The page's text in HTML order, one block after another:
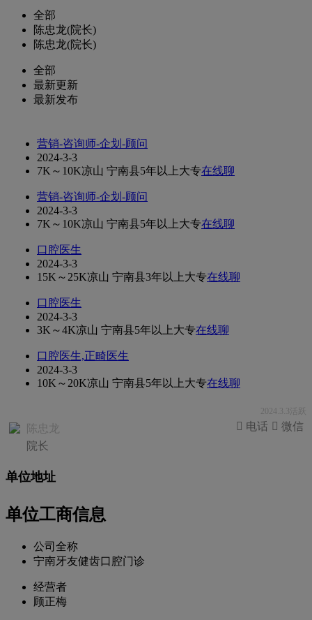
全部
陈忠龙(院长)
陈忠龙(院长)
全部
最新更新
最新发布
营销-咨询师-企划-顾问
2024-3-3
7K～10K凉山 宁南县5年以上大专在线聊
营销-咨询师-企划-顾问
2024-3-3
7K～10K凉山 宁南县5年以上大专在线聊
口腔医生
2024-3-3
15K～25K凉山 宁南县3年以上大专在线聊
口腔医生
2024-3-3
3K～4K凉山 宁南县5年以上大专在线聊
口腔医生,正畸医生
2024-3-3
10K～20K凉山 宁南县5年以上大专在线聊
2024.3.3活跃
陈忠龙
院长
 微信
 电话
单位地址
单位工商信息
公司全称
宁南牙友健齿口腔门诊
经营者
顾正梅